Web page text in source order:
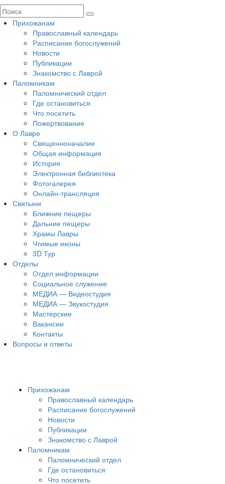
Прихожанам
Православный календарь
Расписание богослужений
Новости
Публикации
Знакомство с Лаврой
Паломникам
Паломнический отдел
Где остановиться
Что посетить
Пожертвование
О Лавре
Священноначалие
Общая информация
История
Электронная библиотека
Фотогалерея
Онлайн-трансляция
Святыни
Ближние пещеры
Дальние пещеры
Храмы Лавры
Чтимые иконы
3D Тур
Отделы
Отдел информации
Социальное служение
МЕДИА — Видеостудия
МЕДИА — Звукостудия
Мастерские
Вакансии
Контакты
Вопросы и ответы
Прихожанам
Православный календарь
Расписание богослужений
Новости
Публикации
Знакомство с Лаврой
Паломникам
Паломнический отдел
Где остановиться
Что посетить